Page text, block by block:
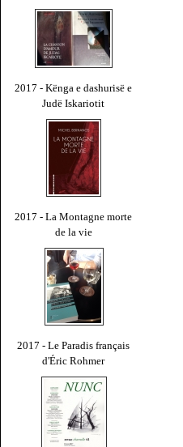
2017 - Kënga e dashurisë e
Judë Iskariotit
2017 - La Montagne morte
de la vie
2017 - Le Paradis français
d'Éric Rohmer